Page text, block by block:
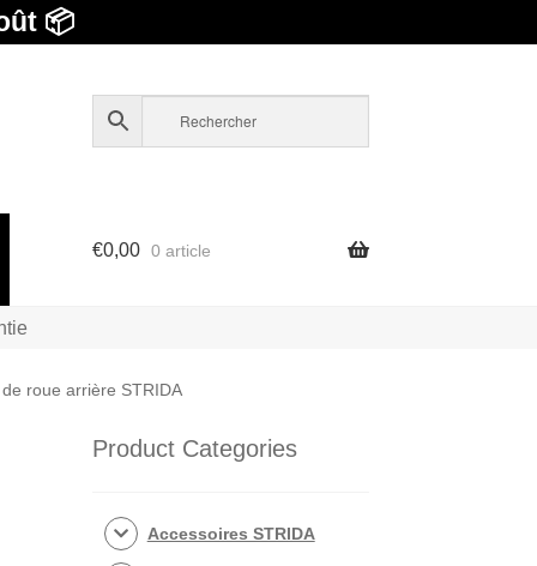
📦
€0,00 0 article
roue arrière STRIDA
Product Categories
Accessoires STRIDA